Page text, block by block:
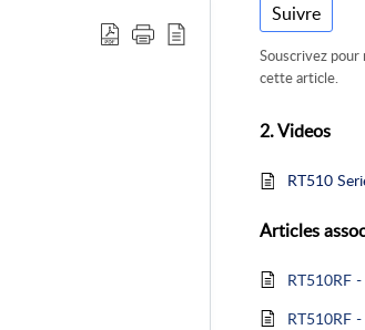
Suivre
Souscrivez
cette article.
2. Videos
RT510
Articles
RT510RF
RT510RF